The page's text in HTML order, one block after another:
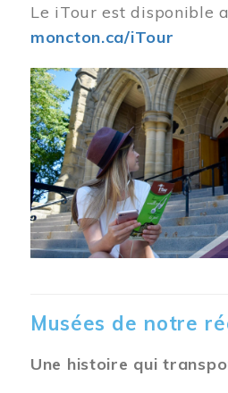
Le iTour est disponible
moncton.ca/iTour
Musées de notre
Une histoire qui